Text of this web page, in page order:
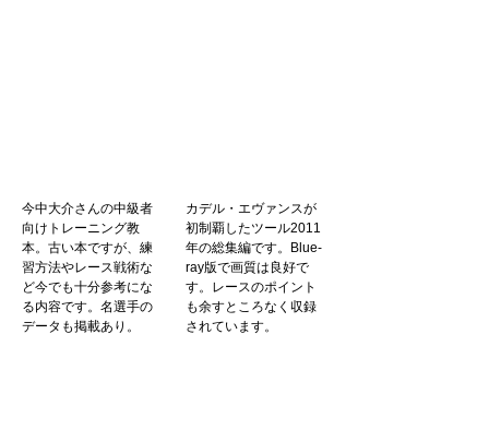
今中大介さんの中級者
向けトレーニング教
本。古い本ですが、練
習方法やレース戦術な
ど今でも十分参考にな
る内容です。名選手の
データも掲載あり。
カデル・エヴァンスが
初制覇したツール2011
年の総集編です。Blue-
ray版で画質は良好で
す。レースのポイント
も余すところなく収録
されています。